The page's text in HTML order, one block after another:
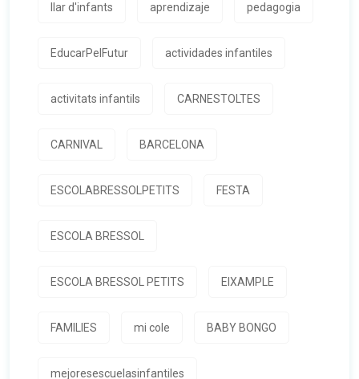
llar d'infants aprendizaje pedagogia
EducarPelFutur actividades infantiles
activitats infantils CARNESTOLTES
CARNIVAL BARCELONA
ESCOLABRESSOLPETITS FESTA
ESCOLA BRESSOL
ESCOLA BRESSOL PETITS EIXAMPLE
FAMILIES mi cole BABY BONGO
mejoresescuelasinfantiles